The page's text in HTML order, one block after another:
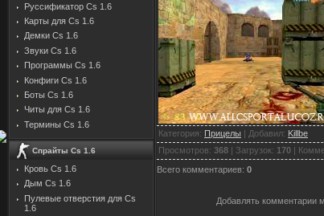
Руссификатор Cs 1.6
Карты для Cs 1.6
Демки Cs 1.6
Звуки Cs 1.6
Программы Cs 1.6
Конфиги Cs 1.6
Боты Cs 1.6
Читы для Cs 1.6
Термины Cs 1.6
Спрайты Cs 1.6
Кровь Cs 1.6
Дым Cs 1.6
Пулевые отверстия для Cs
1.6
Категория: Прицелы | Добавил: Killbe
Просмотров: 368 | Загрузок: 170 |
Всего комментариев: 0
Добавлять комментарии